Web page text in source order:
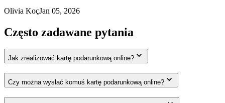
Olivia KoçJan 05, 2026
Często zadawane pytania
Jak zrealizować kartę podarunkową online?
Czy można wysłać komuś kartę podarunkową online?